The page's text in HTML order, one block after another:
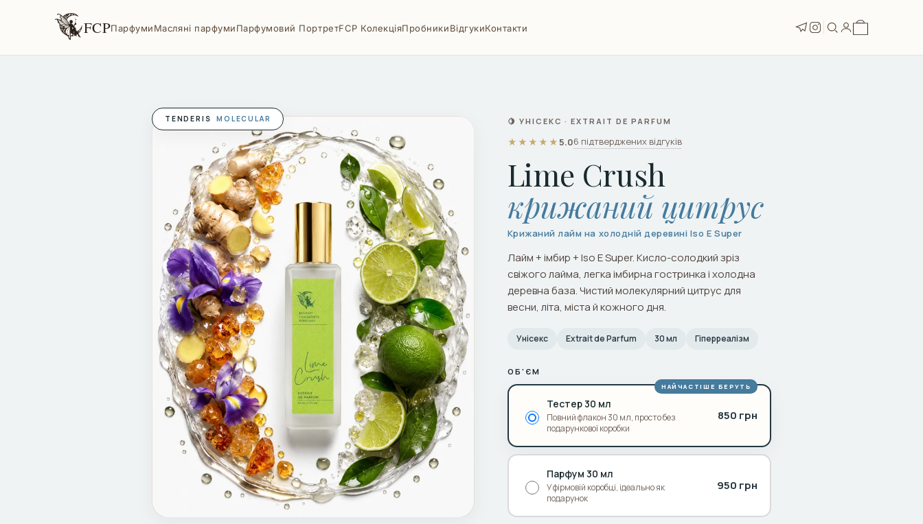
FCPПарфумиМасляні парфумиПарфумовий ПортретFCP КолекціяПробникиВідгукиКонтакти
TENDERIS MOLECULAR 🍋 УНІСЕКС · EXTRAIT DE PARFUM
★★★★★ 5.06 підтверджених відгуків
Lime Crush
крижаний цитрус
Крижаний лайм на холодній деревині Iso E Super
Лайм + імбир + Iso E Super. Кисло-солодкий зріз
свіжого лайма, легка імбирна гостринка і холодна
деревна база. Чистий молекулярний цитрус для
весни, літа, міста й кожного дня.
Унісекс Extrait de Parfum 30 мл Гіперреалізм
ОБ'ЄМ
НАЙЧАСТІШЕ БЕРУТЬ
Тестер 30 мл
Повний флакон 30 мл, просто без
подарункової коробки
850 грн
Парфум 30 мл
У фірмовій коробці, ідеально як
подарунок
950 грн